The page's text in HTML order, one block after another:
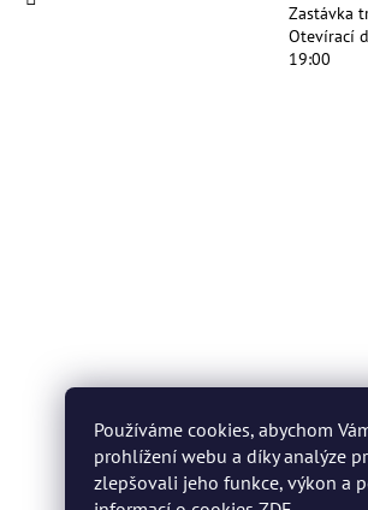
Používáme cookies, abychom
prohlížení webu a díky analýze
zlepšovali jeho funkce, výkon a
Zastávka
Otevírací
19:00